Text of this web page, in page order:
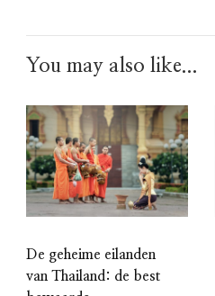
You may also like...
De geheime eilanden
van Thailand: de best